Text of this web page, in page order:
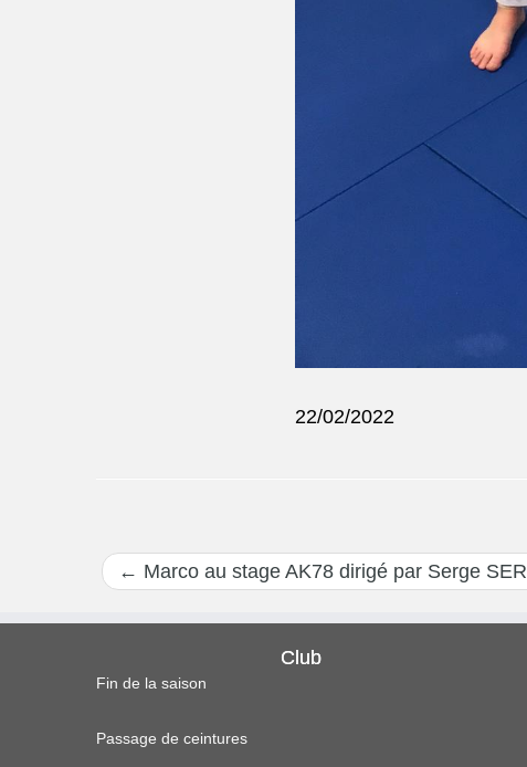
22/02/2022
← Marco au stage AK78 dirigé par Serge
Club
Fin de la saison
Passage de ceintures